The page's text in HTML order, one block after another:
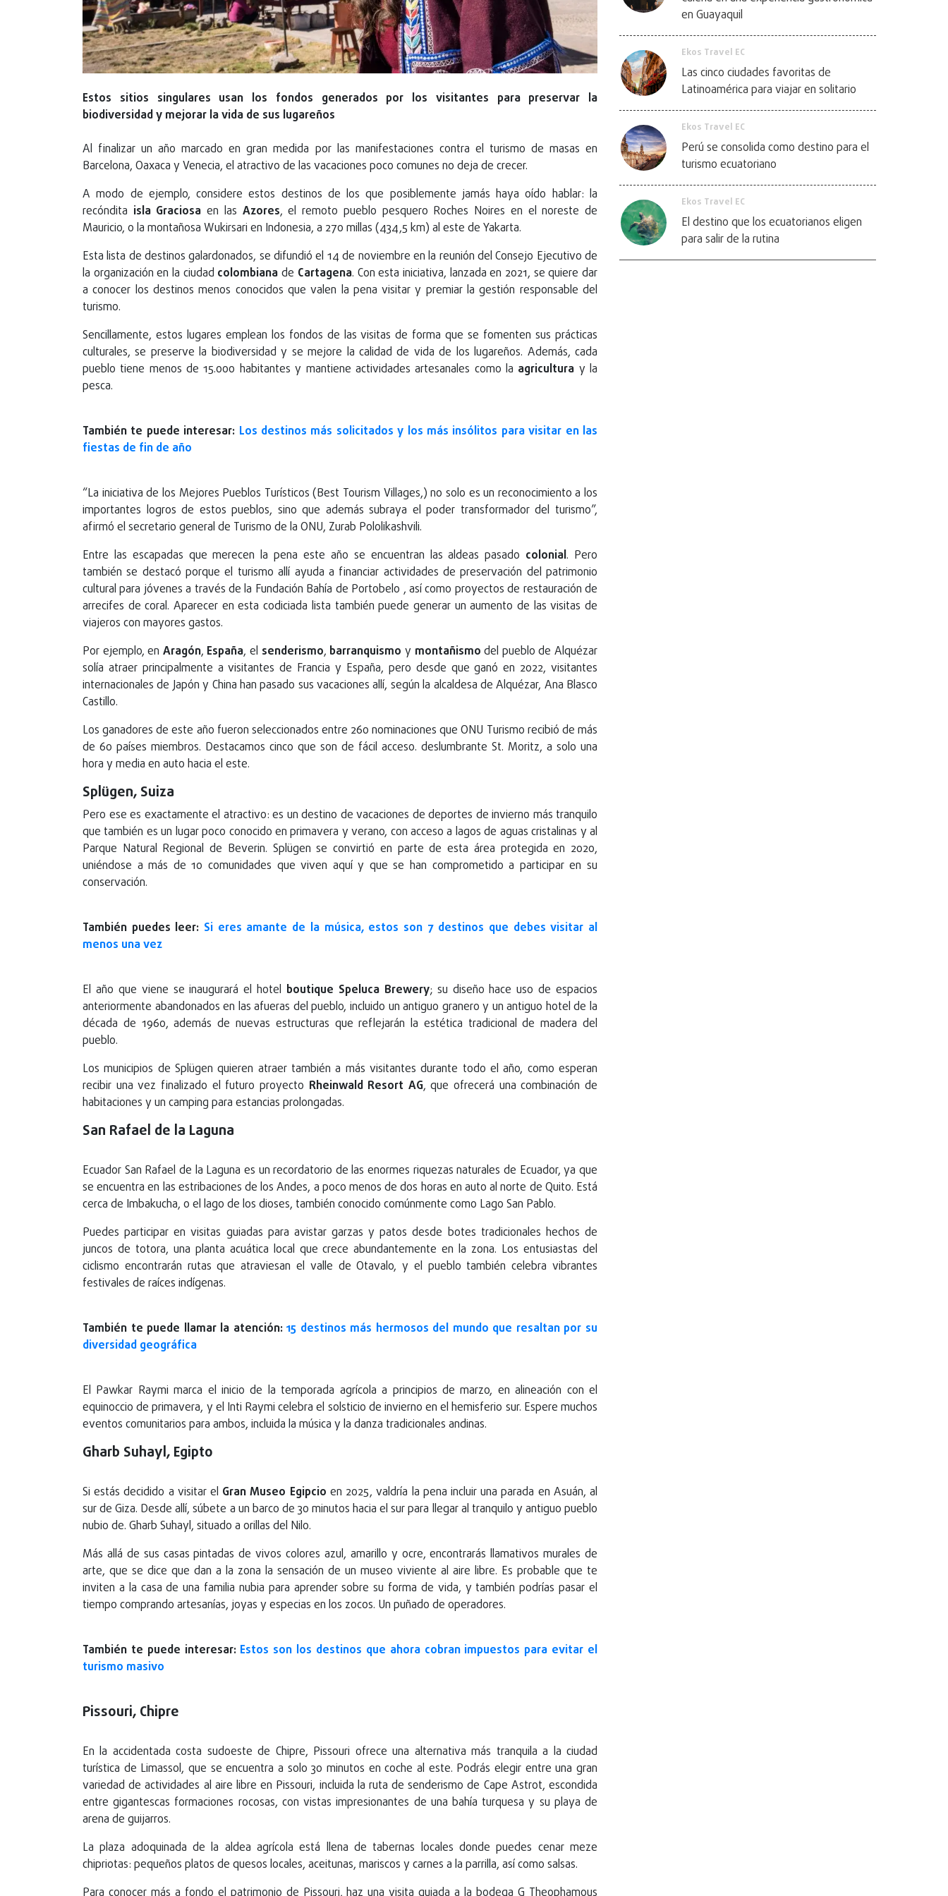
Estos sitios singulares usan los fondos generados por los visitantes para preservar la
biodiversidad y mejorar la vida de sus lugareños
Al finalizar un año marcado en gran medida por las manifestaciones contra el turismo de masas en
Barcelona, Oaxaca y Venecia, el atractivo de las vacaciones poco comunes no deja de crecer.
A modo de ejemplo, considere estos destinos de los que posiblemente jamás haya oído hablar: la
recóndita isla Graciosa en las Azores, el remoto pueblo pesquero Roches Noires en el noreste de
Mauricio, o la montañosa Wukirsari en Indonesia, a 270 millas (434,5 km) al este de Yakarta.
Esta lista de destinos galardonados, se difundió el 14 de noviembre en la reunión del Consejo Ejecutivo de
la organización en la ciudad colombiana de Cartagena. Con esta iniciativa, lanzada en 2021, se quiere dar
a conocer los destinos menos conocidos que valen la pena visitar y premiar la gestión responsable del
turismo.
Sencillamente, estos lugares emplean los fondos de las visitas de forma que se fomenten sus prácticas
culturales, se preserve la biodiversidad y se mejore la calidad de vida de los lugareños. Además, cada
pueblo tiene menos de 15.000 habitantes y mantiene actividades artesanales como la agricultura y la
pesca.
También te puede interesar: Los destinos más solicitados y los más insólitos para visitar en las
fiestas de fin de año
“La iniciativa de los Mejores Pueblos Turísticos (Best Tourism Villages,) no solo es un reconocimiento a los
importantes logros de estos pueblos, sino que además subraya el poder transformador del turismo”,
afirmó el secretario general de Turismo de la ONU, Zurab Pololikashvili.
Entre las escapadas que merecen la pena este año se encuentran las aldeas pasado colonial. Pero
también se destacó porque el turismo allí ayuda a financiar actividades de preservación del patrimonio
cultural para jóvenes a través de la Fundación Bahía de Portobelo , así como proyectos de restauración de
arrecifes de coral. Aparecer en esta codiciada lista también puede generar un aumento de las visitas de
viajeros con mayores gastos.
Por ejemplo, en Aragón, España, el senderismo, barranquismo y montañismo del pueblo de Alquézar
solía atraer principalmente a visitantes de Francia y España, pero desde que ganó en 2022, visitantes
internacionales de Japón y China han pasado sus vacaciones allí, según la alcaldesa de Alquézar, Ana Blasco
Castillo.
Los ganadores de este año fueron seleccionados entre 260 nominaciones que ONU Turismo recibió de más
de 60 países miembros. Destacamos cinco que son de fácil acceso. deslumbrante St. Moritz, a solo una
hora y media en auto hacia el este.
Splügen, Suiza
Pero ese es exactamente el atractivo: es un destino de vacaciones de deportes de invierno más tranquilo
que también es un lugar poco conocido en primavera y verano, con acceso a lagos de aguas cristalinas y al
Parque Natural Regional de Beverin. Splügen se convirtió en parte de esta área protegida en 2020,
uniéndose a más de 10 comunidades que viven aquí y que se han comprometido a participar en su
conservación.
También puedes leer: Si eres amante de la música, estos son 7 destinos que debes visitar al
menos una vez
El año que viene se inaugurará el hotel boutique Speluca Brewery; su diseño hace uso de espacios
anteriormente abandonados en las afueras del pueblo, incluido un antiguo granero y un antiguo hotel de la
década de 1960, además de nuevas estructuras que reflejarán la estética tradicional de madera del
pueblo.
Los municipios de Splügen quieren atraer también a más visitantes durante todo el año, como esperan
recibir una vez finalizado el futuro proyecto Rheinwald Resort AG, que ofrecerá una combinación de
habitaciones y un camping para estancias prolongadas.
San Rafael de la Laguna
Ecuador San Rafael de la Laguna es un recordatorio de las enormes riquezas naturales de Ecuador, ya que
se encuentra en las estribaciones de los Andes, a poco menos de dos horas en auto al norte de Quito. Está
cerca de Imbakucha, o el lago de los dioses, también conocido comúnmente como Lago San Pablo.
Puedes participar en visitas guiadas para avistar garzas y patos desde botes tradicionales hechos de
juncos de totora, una planta acuática local que crece abundantemente en la zona. Los entusiastas del
ciclismo encontrarán rutas que atraviesan el valle de Otavalo, y el pueblo también celebra vibrantes
festivales de raíces indígenas.
También te puede llamar la atención:15 destinos más hermosos del mundo que resaltan por su
diversidad geográfica
El Pawkar Raymi marca el inicio de la temporada agrícola a principios de marzo, en alineación con el
equinoccio de primavera, y el Inti Raymi celebra el solsticio de invierno en el hemisferio sur. Espere muchos
eventos comunitarios para ambos, incluida la música y la danza tradicionales andinas.
Gharb Suhayl, Egipto
Si estás decidido a visitar el Gran Museo Egipcio en 2025, valdría la pena incluir una parada en Asuán, al
sur de Giza. Desde allí, súbete a un barco de 30 minutos hacia el sur para llegar al tranquilo y antiguo pueblo
nubio de. Gharb Suhayl, situado a orillas del Nilo.
Más allá de sus casas pintadas de vivos colores azul, amarillo y ocre, encontrarás llamativos murales de
arte, que se dice que dan a la zona la sensación de un museo viviente al aire libre. Es probable que te
inviten a la casa de una familia nubia para aprender sobre su forma de vida, y también podrías pasar el
tiempo comprando artesanías, joyas y especias en los zocos. Un puñado de operadores.
También te puede interesar:Estos son los destinos que ahora cobran impuestos para evitar el
turismo masivo
Pissouri, Chipre
En la accidentada costa sudoeste de Chipre, Pissouri ofrece una alternativa más tranquila a la ciudad
turística de Limassol, que se encuentra a solo 30 minutos en coche al este. Podrás elegir entre una gran
variedad de actividades al aire libre en Pissouri, incluida la ruta de senderismo de Cape Astrot, escondida
entre gigantescas formaciones rocosas, con vistas impresionantes de una bahía turquesa y su playa de
arena de guijarros.
La plaza adoquinada de la aldea agrícola está llena de tabernas locales donde puedes cenar meze
chipriotas: pequeños platos de quesos locales, aceitunas, mariscos y carnes a la parrilla, así como salsas.
en Guayaquil
Ekos Travel EC
Las cinco ciudades favoritas de
Latinoamérica para viajar en solitario
Ekos Travel EC
Perú se consolida como destino para el
turismo ecuatoriano
Ekos Travel EC
El destino que los ecuatorianos eligen
para salir de la rutina